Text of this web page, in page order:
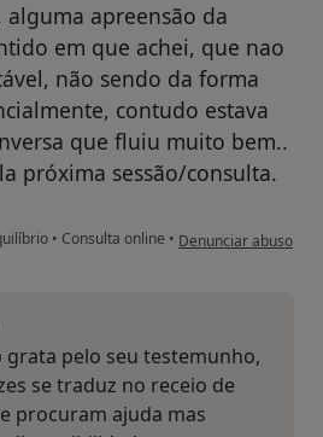
apreensão da
em que achei, que nao
não sendo da forma
contudo estava
que fluiu muito bem..
próxima sessão/consulta.
• Consulta online • na opinião do
Denunciar abuso
pelo seu testemunho,
se traduz no receio de
procuram ajuda mas